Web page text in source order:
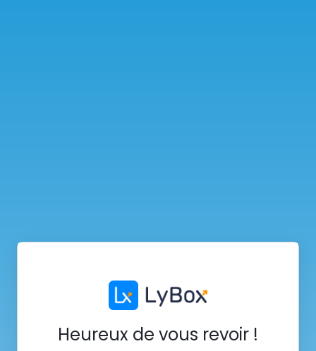
Heureux de vous revoir !